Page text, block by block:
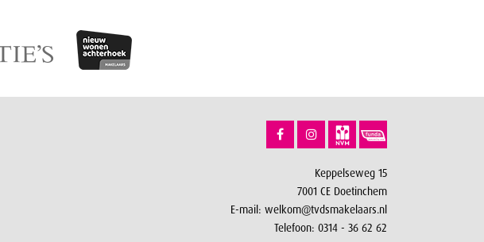
Keppelseweg 15
7001 CE Doetinchem
E-mail: welkom@tvdsmakelaars.nl
Telefoon: 0314 - 36 62 62